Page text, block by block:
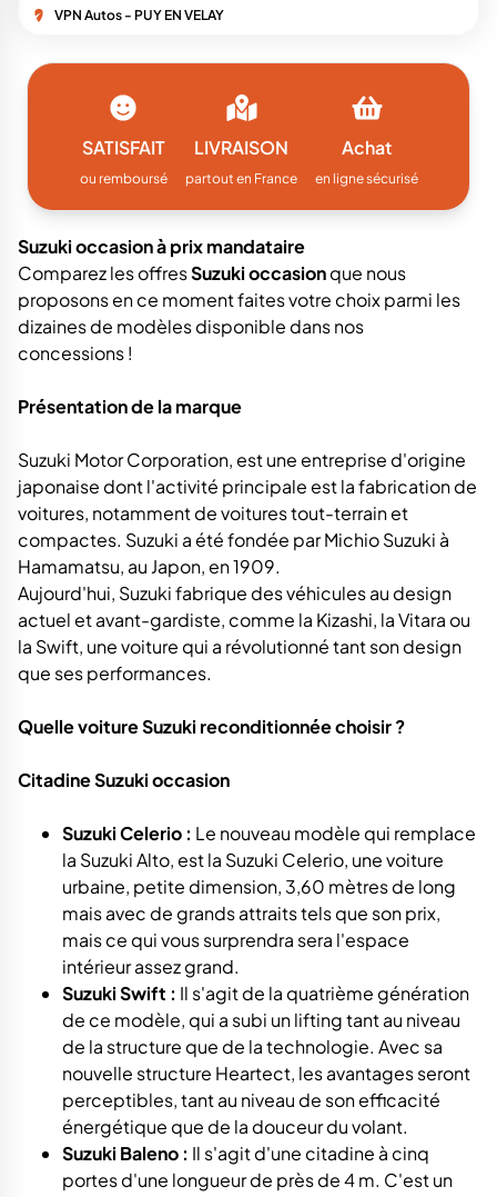
VPN Autos - PUY EN VELAY
SATISFAIT
ou remboursé
LIVRAISON
partout en France
Achat
en ligne sécurisé
Suzuki occasion à prix mandataire
Comparez les offresSuzuki occasionque nous
proposons en ce moment faites votre choix parmi les
dizaines de modèles disponible dans nos
concessions !
Présentation de la marque
Suzuki Motor Corporation, est une entreprise d'origine
japonaise dont l'activité principale est la fabrication de
voitures, notamment de voitures tout-terrain et
compactes. Suzuki a été fondée par Michio Suzuki à
Hamamatsu, au Japon, en 1909.
Aujourd'hui, Suzuki fabrique des véhicules au design
actuel et avant-gardiste, comme la Kizashi, la Vitara ou
la Swift, une voiture qui a révolutionné tant son design
que ses performances.
Quelle voiture Suzuki reconditionnée choisir ?
Citadine Suzuki occasion
Suzuki Celerio : Le nouveau modèle qui remplace
la Suzuki Alto, est la Suzuki Celerio, une voiture
urbaine, petite dimension, 3,60 mètres de long
mais avec de grands attraits tels que son prix,
mais ce qui vous surprendra sera l'espace
intérieur assez grand.
Suzuki Swift : Il s'agit de la quatrième génération
de ce modèle, qui a subi un lifting tant au niveau
de la structure que de la technologie. Avec sa
nouvelle structure Heartect, les avantages seront
perceptibles, tant au niveau de son efficacité
énergétique que de la douceur du volant.
Suzuki Baleno : Il s'agit d'une citadine à cinq
portes d'une longueur de près de 4 m. C'est un